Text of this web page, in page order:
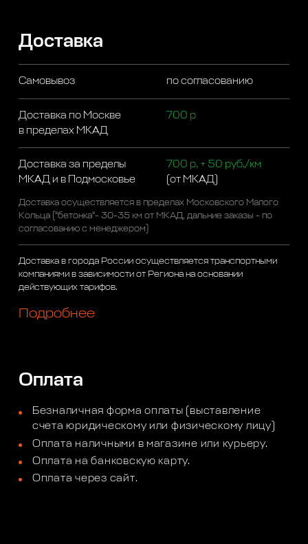
Доставка
Самовывоз по согласованию
Доставка по Москве
в пределах МКАД
700 р
Доставка за пределы
МКАД и в Подмосковье
700 р. + 50 руб./км
(от МКАД)
Доставка осуществляется в пределах Московского Малого
Кольца ("бетонка"- 30-35 км от МКАД, дальние заказы - по
согласованию с менеджером)
Доставка в города России осуществляется транспортными
компаниями в зависимости от Региона на основании
действующих тарифов.
Подробнее
Оплата
Безналичная форма оплаты (выставление
счета юридическому или физическому лицу)
Оплата наличными в магазине или курьеру.
Оплата на банковскую карту.
Оплата через сайт.